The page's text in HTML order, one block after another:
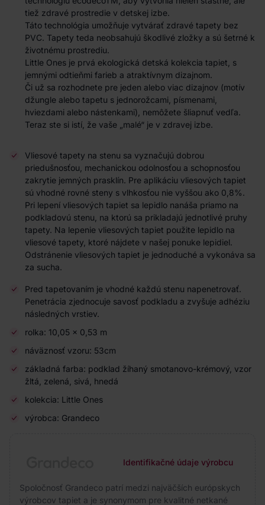
tiež zdravé prostredie v detskej izbe.
Táto technológia umožňuje vytvárať zdravé tapety bez
PVC. Tapety teda neobsahujú škodlivé zložky a sú šetrné k
životnému prostrediu.
Little Ones je prvá ekologická detská kolekcia tapiet, s
jemnými odtieňmi farieb a atraktívnym dizajnom.
Či už sa rozhodnete pre jeden alebo viac dizajnov (motív
džungle alebo tapetu s jednorožcami, písmenami,
hviezdami alebo nástenkami), nemôžete šliapnuť vedľa.
Teraz ste si istí, že vaše „malé“ je v zdravej izbe.
Vliesové tapety na stenu sa vyznačujú dobrou
priedušnosťou, mechanickou odolnosťou a schopnosťou
zakrytie jemných prasklín. Pre aplikáciu vliesových tapiet
sú vhodné rovné steny s vlhkosťou nie vyššou ako 0,8%.
Pri lepení vliesových tapiet sa lepidlo nanáša priamo na
podkladovú stenu, na ktorú sa prikladajú jednotlivé pruhy
tapety. Na lepenie vliesových tapiet použite lepidlo na
vliesové tapety, ktoré nájdete v našej ponuke lepidiel.
Odstránenie vliesových tapiet je jednoduché a vykonáva sa
za sucha.
Pred tapetovaním je vhodné každú stenu napenetrovať.
Penetrácia zjednocuje savosť podkladu a zvyšuje adhéziu
následných vrstiev.
rolka: 10,05 × 0,53 m
náväznosť vzoru: 53cm
základná farba: podklad žíhaný smotanovo-krémový, vzor
žltá, zelená, sivá, hnedá
kolekcia: Little Ones
výrobca: Grandeco
Identifikačné údaje výrobcu
Spoločnosť Grandeco patrí medzi najväčších európskych
výrobcov tapiet a je synonymom pre kvalitné netkané